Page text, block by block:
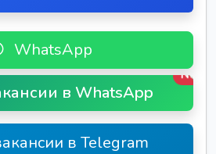
WhatsApp
в WhatsApp
New
в Telegram